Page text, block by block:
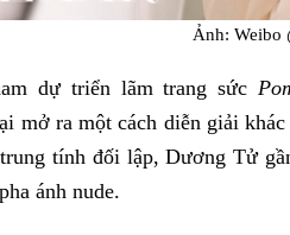
Ảnh: Weibo
dự triển lãm trang sức
mở ra một cách diễn giải
tính đối lập, Dương Tử
ánh nude.